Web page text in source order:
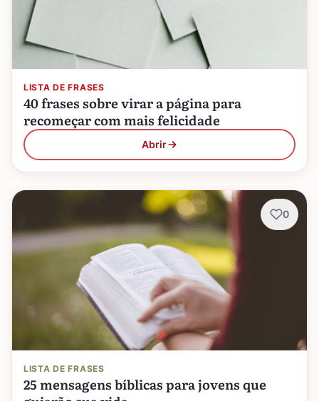
LISTA DE FRASES
40 frases sobre virar a página para
recomeçar com mais felicidade
Abrir
LISTA DE FRASES
25 mensagens bíblicas para jovens que
0